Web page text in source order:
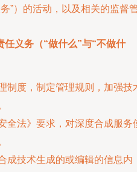
”）的活动，以及相关的监督
义务（“做什么”与“不做什
制度，制定管理规则，加强技
全法》要求，对深度合成服务
成技术生成的或编辑的信息内